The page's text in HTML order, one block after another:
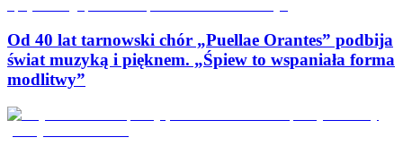
Od 40 lat tarnowski chór „Puellae Orantes” podbija
świat muzyką i pięknem. „Śpiew to wspaniała forma
modlitwy”